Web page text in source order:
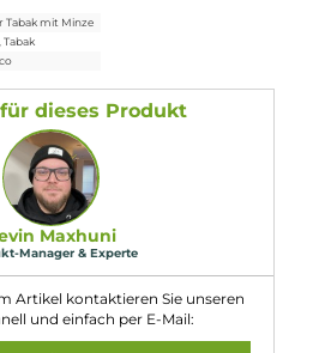
Tobacco Aroma 14ml in einer 60ml Flasche
Verordnung
allergische Hautreaktionen
EUH208: Enthält l-
Kann allergische Reaktionen